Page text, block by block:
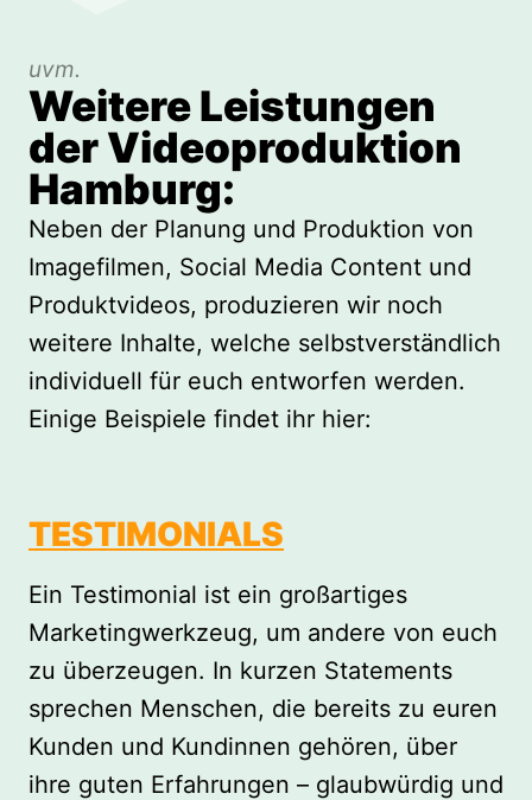
uvm.
Weitere Leistungen
der Videoproduktion
Hamburg:
Neben der Planung und Produktion von
Imagefilmen, Social Media Content und
Produktvideos, produzieren wir noch
weitere Inhalte, welche selbstverständlich
individuell für euch entworfen werden.
Einige Beispiele findet ihr hier:
TESTIMONIALS
Ein Testimonial ist ein großartiges
Marketingwerkzeug, um andere von euch
zu überzeugen. In kurzen Statements
sprechen Menschen, die bereits zu euren
Kunden und Kundinnen gehören, über
ihre guten Erfahrungen – glaubwürdig und